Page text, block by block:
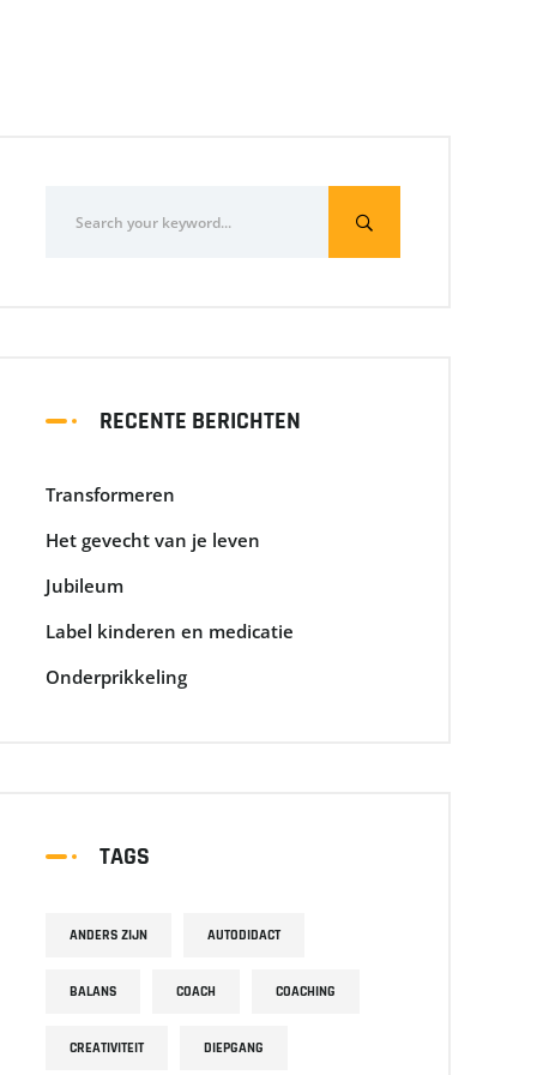
RECENTE BERICHTEN
Transformeren
Het gevecht van je leven
Jubileum
Label kinderen en medicatie
Onderprikkeling
TAGS
ANDERS ZIJN AUTODIDACT
BALANS COACH COACHING
CREATIVITEIT DIEPGANG